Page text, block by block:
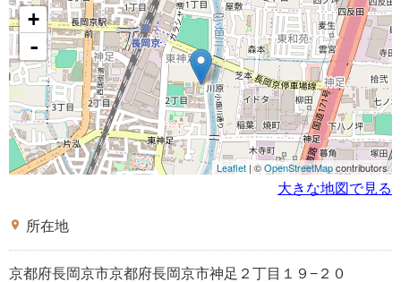
+
-
Leaflet | ©OpenStreetMapcontributors
大きな地図で見る
place 所在地
京都府長岡京市京都府長岡京市神足２丁目１９−２０